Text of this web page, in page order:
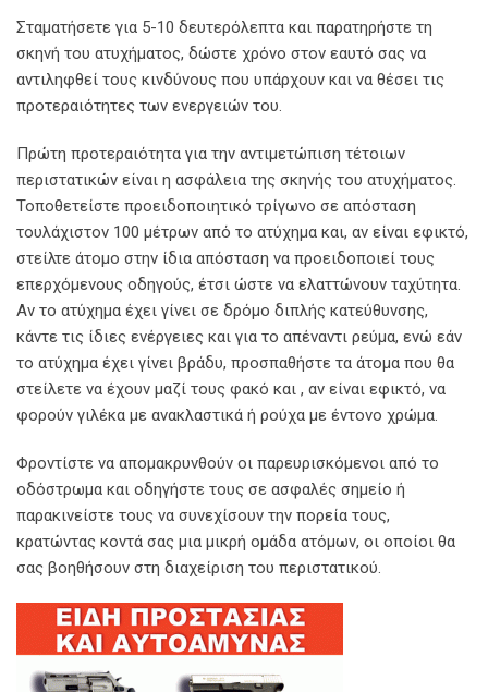
Σταματήσετε για 5-10 δευτερόλεπτα και παρατηρήστε τη
σκηνή του ατυχήματος, δώστε χρόνο στον εαυτό σας να
αντιληφθεί τους κινδύνους που υπάρχουν και να θέσει τις
προτεραιότητες των ενεργειών του.
Πρώτη προτεραιότητα για την αντιμετώπιση τέτοιων
περιστατικών είναι η ασφάλεια της σκηνής του ατυχήματος.
Τοποθετείστε προειδοποιητικό τρίγωνο σε απόσταση
τουλάχιστον 100 μέτρων από το ατύχημα και, αν είναι εφικτό,
στείλτε άτομο στην ίδια απόσταση να προειδοποιεί τους
επερχόμενους οδηγούς, έτσι ώστε να ελαττώνουν ταχύτητα.
Αν το ατύχημα έχει γίνει σε δρόμο διπλής κατεύθυνσης,
κάντε τις ίδιες ενέργειες και για το απέναντι ρεύμα, ενώ εάν
το ατύχημα έχει γίνει βράδυ, προσπαθήστε τα άτομα που θα
στείλετε να έχουν μαζί τους φακό και , αν είναι εφικτό, να
φορούν γιλέκα με ανακλαστικά ή ρούχα με έντονο χρώμα.
Φροντίστε να απομακρυνθούν οι παρευρισκόμενοι από το
οδόστρωμα και οδηγήστε τους σε ασφαλές σημείο ή
παρακινείστε τους να συνεχίσουν την πορεία τους,
κρατώντας κοντά σας μια μικρή ομάδα ατόμων, οι οποίοι θα
σας βοηθήσουν στη διαχείριση του περιστατικού.